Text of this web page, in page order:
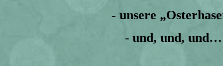
- unsere
- und, und, und…